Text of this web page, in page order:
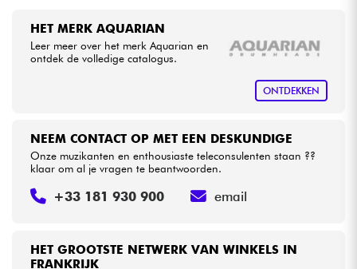
Kinderen
Kabels & toebehoren
Sets
Bekijk onze merken
HET MERK AQUARIAN
Leer meer over het merk Aquarian en
ontdek de volledige catalogus.
ONTDEKKEN
HET GROOTSTE NETWERK VAN WINKELS IN
FRANKRIJK
NEEM CONTACT OP MET EEN DESKUNDIGE
Onze muzikanten en enthousiaste teleconsulenten staan ??
klaar om al je vragen te beantwoorden.
+33 181 930 900 email